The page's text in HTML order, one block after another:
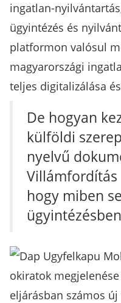
ingatlan-
ügyintézés és
platformon valósul
magyarországi
teljes digitalizálása
De hogyan
külföldi
nyelvű
hogy miben
okiratok
eljárásban számos